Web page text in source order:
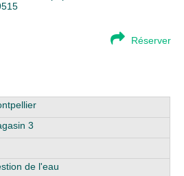
Réserver
3
de l'eau